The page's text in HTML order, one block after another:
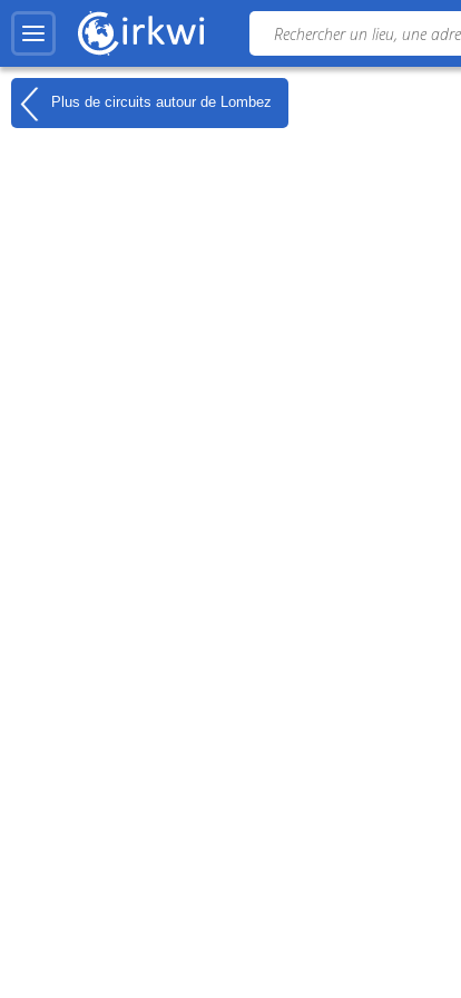
Plus de circuits autour de Lombez